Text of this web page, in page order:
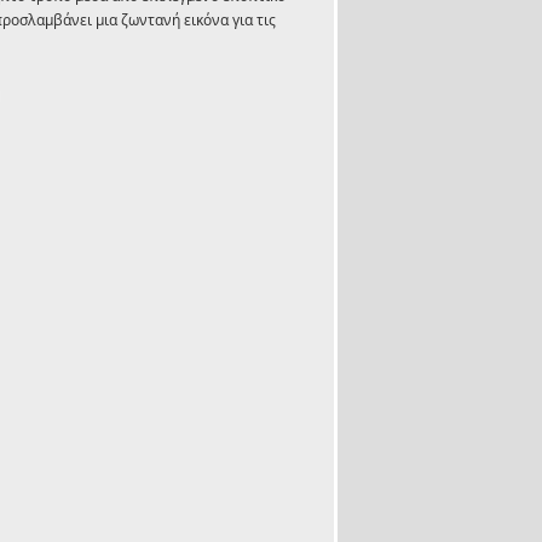
μια ζωντανή εικόνα για τις